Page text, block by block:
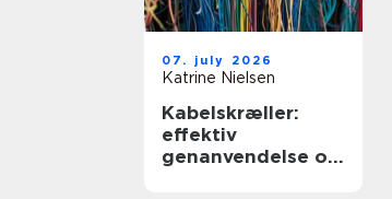
07. july 2026
Katrine Nielsen
Kabelskræller:
effektiv
genanvendelse og